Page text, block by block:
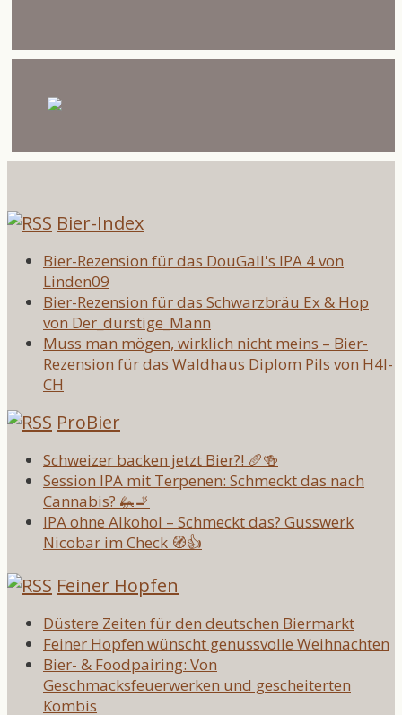
Bier-Index
Bier-Rezension für das DouGall's IPA 4 von
Linden09
Bier-Rezension für das Schwarzbräu Ex & Hop
von Der_durstige_Mann
Muss man mögen, wirklich nicht meins – Bier-
Rezension für das Waldhaus Diplom Pils von H4l-
CH
ProBier
Schweizer backen jetzt Bier?! 🥖🍻
Session IPA mit Terpenen: Schmeckt das nach
Cannabis? 🦗🚬
IPA ohne Alkohol – Schmeckt das? Gusswerk
Nicobar im Check 🧭👍
Feiner Hopfen
Düstere Zeiten für den deutschen Biermarkt
Feiner Hopfen wünscht genussvolle Weihnachten
Bier- & Foodpairing: Von
Geschmacksfeuerwerken und gescheiterten
Kombis